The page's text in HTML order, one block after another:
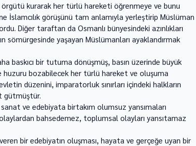
kurarak her tür­lü hareketi öğrenmeye ve bunu
İslamcılık görüşünü tam anlamıyla yerleştirip Müslüman
Diğer taraftan da Osmanlı bünyesindeki azınlıkları
sömürgesinde yaşayan Müslümanları ayaklandırmak
baskıcı bir tutu­ma dönüşmüş, basın üzerinde büyük
huzuru bozabilecek her türlü hareket ve oluşuma
düzenini, imparatorluk sınırları içindeki halkların
gütmüştür.
ve edebi­yata birtakım olumsuz yansımaları
bahsedemez, toplumsal olayları yansıtamaz
bir edebiyatın oluşması, hayata ve gerçeğe uyan bir